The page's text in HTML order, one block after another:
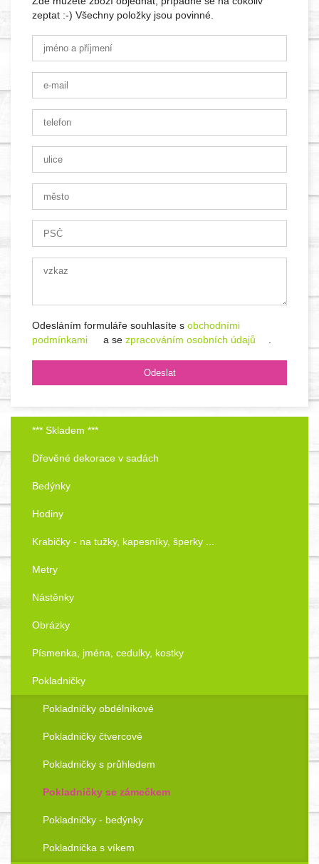
zeptat :-) Všechny položky jsou povinné.
Odesláním formuláře souhlasíte s obchodními
podmínkami
a se zpracováním osobních údajů .
*** Skladem ***
Dřevěné dekorace v sadách
Bedýnky
Hodiny
Krabičky - na tužky, kapesníky, šperky ...
Metry
Nástěnky
Obrázky
Písmenka, jména, cedulky, kostky
Pokladničky
Pokladničky obdélníkové
Pokladničky čtvercové
Pokladničky s průhledem
Pokladničky se zámečkem
Pokladničky - bedýnky
Pokladnička s víkem